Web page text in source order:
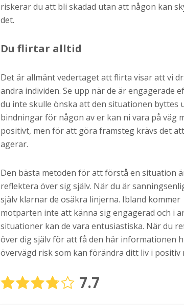
riskerar du att bli skadad utan att någon kan
det.
Du flirtar alltid
Det är allmänt vedertaget att flirta visar att vi
andra individen. Se upp när de är engagerade
du inte skulle önska att den situationen byttes
bindningar för någon av er kan ni vara på väg
positivt, men för att göra framsteg krävs det
agerar.
Den bästa metoden för att förstå en situation
reflektera över sig själv. När du är
själv klarnar de osäkra linjerna. Ibland kommer
motparten inte att känna sig engagerad och i
situationer kan de vara entusiastiska. När du
över dig själv för att få den här informationen
övervägd risk som kan förändra ditt liv i positiv
7.7